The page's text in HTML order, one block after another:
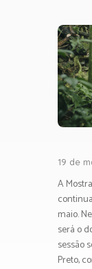
19 de
A
maio.
será o
sessão
Preto,